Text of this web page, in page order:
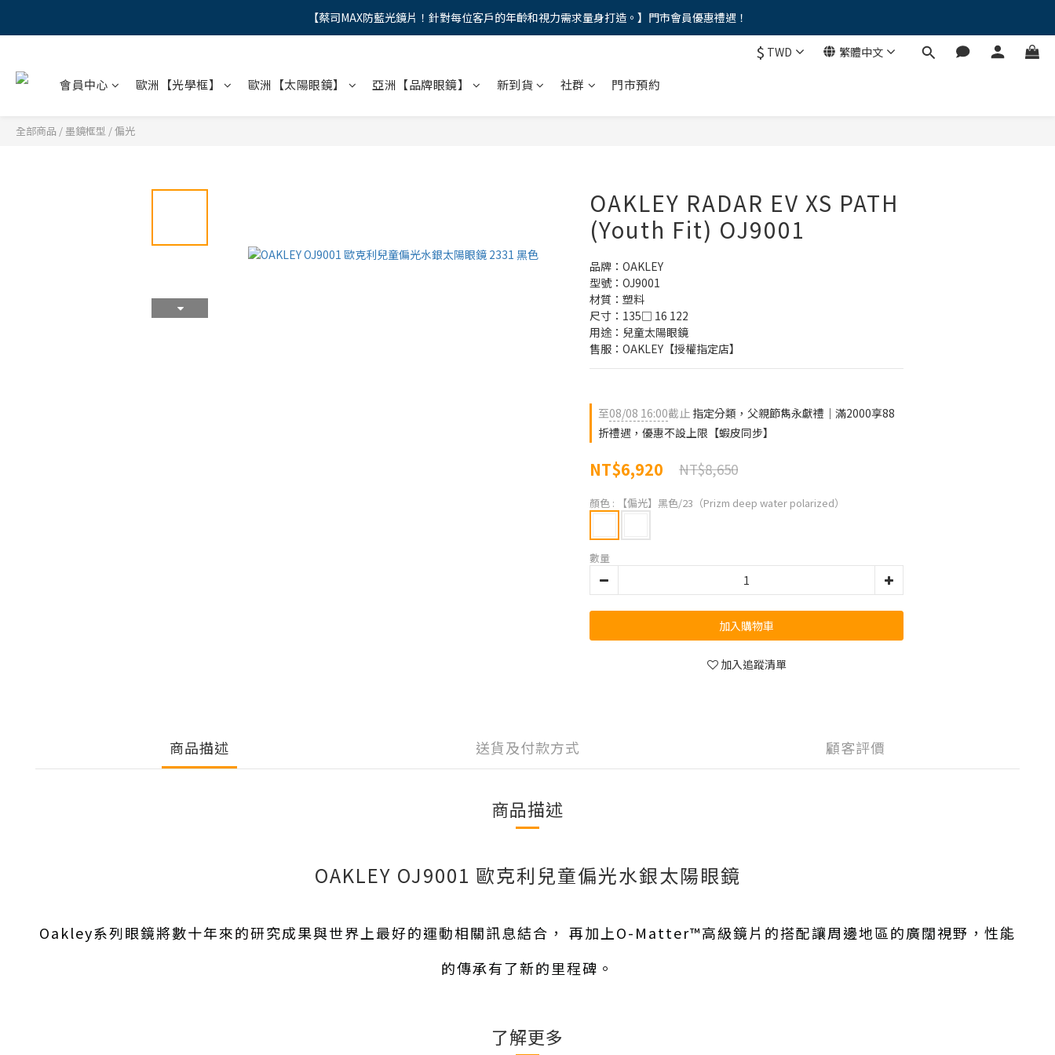
"馬年新章續寫，視界品味進階，限時禮遇 9 折無上限，12期分期免手續費。。
【蔡司MAX防藍光鏡片！針對每位客戶的年齡和視力需求量身打造。】門市會員優惠禮遇！
$ TWD 繁體中文
會員中心 歐洲【光學框】 歐洲【太陽眼鏡】 亞洲【品牌眼鏡】 新到貨 社群 門市預約
全部商品 / 墨鏡框型 /偏光
OAKLEY RADAR EV XS PATH
(Youth Fit) OJ9001
品牌：OAKLEY
型號：OJ9001
材質：塑料
尺寸：135□ 16 122
用途：兒童太陽眼鏡
售服：OAKLEY【授權指定店】
至08/08 16:00截止 指定分類，父親節雋永獻禮｜滿2000享88
折禮遇，優惠不設上限【蝦皮同步】
NT$6,920 NT$8,650
顏色 : 【偏光】黑色/23（Prizm deep water polarized）
數量
加入購物車
加入追蹤清單
商品描述 送貨及付款方式 顧客評價
商品描述
OAKLEY OJ9001 歐克利兒童偏光水銀太陽眼鏡
Oakley系列眼鏡將數十年來的研究成果與世界上最好的運動相關訊息結合， 再加上O-Matter™高級鏡片的搭配讓周邊地區的廣闊視野，性能
的傳承有了新的里程碑。
了解更多